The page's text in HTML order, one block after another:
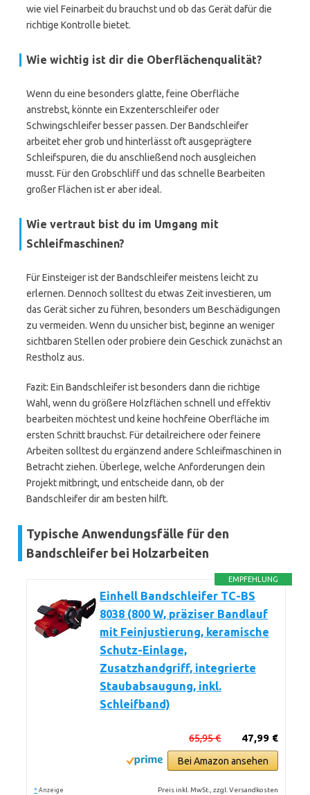
wie viel Feinarbeit du brauchst und ob das Gerät dafür die
richtige Kontrolle bietet.
Wie wichtig ist dir die Oberflächenqualität?
Wenn du eine besonders glatte, feine Oberfläche
anstrebst, könnte ein Exzenterschleifer oder
Schwingschleifer besser passen. Der Bandschleifer
arbeitet eher grob und hinterlässt oft ausgeprägtere
Schleifspuren, die du anschließend noch ausgleichen
musst. Für den Grobschliff und das schnelle Bearbeiten
großer Flächen ist er aber ideal.
Wie vertraut bist du im Umgang mit
Schleifmaschinen?
Für Einsteiger ist der Bandschleifer meistens leicht zu
erlernen. Dennoch solltest du etwas Zeit investieren, um
das Gerät sicher zu führen, besonders um Beschädigungen
zu vermeiden. Wenn du unsicher bist, beginne an weniger
sichtbaren Stellen oder probiere dein Geschick zunächst an
Restholz aus.
Fazit: Ein Bandschleifer ist besonders dann die richtige
Wahl, wenn du größere Holzflächen schnell und effektiv
bearbeiten möchtest und keine hochfeine Oberfläche im
ersten Schritt brauchst. Für detailreichere oder feinere
Arbeiten solltest du ergänzend andere Schleifmaschinen in
Betracht ziehen. Überlege, welche Anforderungen dein
Projekt mitbringt, und entscheide dann, ob der
Bandschleifer dir am besten hilft.
Typische Anwendungsfälle für den
Bandschleifer bei Holzarbeiten
EMPFEHLUNG
Einhell Bandschleifer TC-BS
8038 (800 W, präziser Bandlauf
mit Feinjustierung, keramische
Schutz-Einlage,
Zusatzhandgriff, integrierte
Staubabsaugung, inkl.
Schleifband)
47,99 €
65,95 €
Bei Amazon ansehen
* Anzeige Preis inkl. MwSt., zzgl. Versandkosten